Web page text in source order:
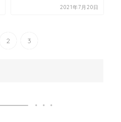
2021年7月20日
2 3